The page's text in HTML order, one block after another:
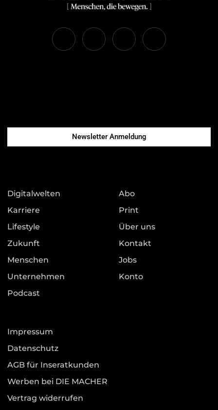
Newsletter Anmeldung
Digitalwelten
Karriere
Lifestyle
Zukunft
Menschen
Unternehmen
Podcast
Abo
Print
Über uns
Kontakt
Jobs
Konto
Impressum
Datenschutz
AGB für Inseratkunden
Werben bei DIE MACHER
Vertrag widerrufen